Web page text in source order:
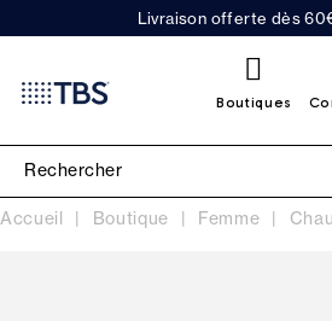
Livraison offerte dès
Boutiques
Accueil Boutique Femme